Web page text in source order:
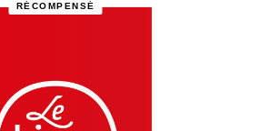
RÉCOMPENSÉ